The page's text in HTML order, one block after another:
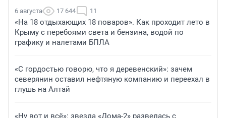
6 августа 17 644 11
«На 18 отдыхающих 18 поваров». Как проходит лето в
Крыму с перебоями света и бензина, водой по
графику и налетами БПЛА
«С гордостью говорю, что я деревенский»: зачем
северянин оставил нефтяную компанию и переехал в
глушь на Алтай
«Ну вот и всё»: звезда «Дома-2» развелась с